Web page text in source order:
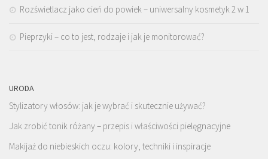
Rozświetlacz jako cień do powiek – uniwersalny kosmetyk 2 w 1
Pieprzyki – co to jest, rodzaje i jak je monitorować?
URODA
Stylizatory włosów: jak je wybrać i skutecznie używać?
Jak zrobić tonik różany – przepis i właściwości pielęgnacyjne
Makijaż do niebieskich oczu: kolory, techniki i inspiracje